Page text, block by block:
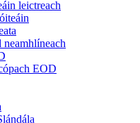
leictreach
EOD